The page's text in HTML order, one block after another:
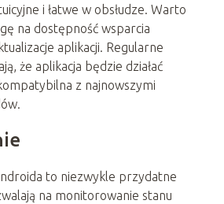
i łatwe w obsłudze. Warto
na dostępność wsparcia
aplikacji. Regularne
że aplikacja będzie działać
z najnowszymi
to niezwykle przydatne
na monitorowanie stanu